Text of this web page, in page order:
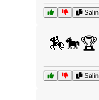
Salin
🏇🐎🏆
Salin